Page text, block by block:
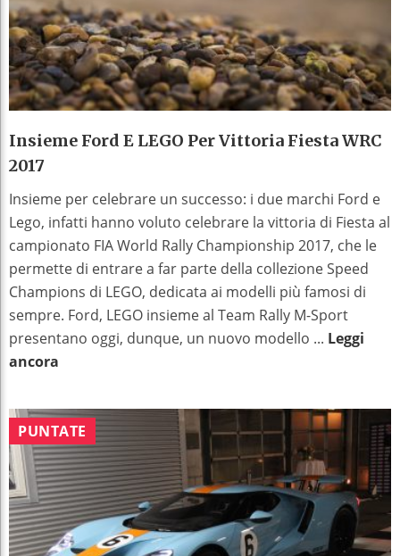
Insieme Ford E LEGO Per Vittoria Fiesta WRC
2017
Insieme per celebrare un successo: i due marchi Ford e
Lego, infatti hanno voluto celebrare la vittoria di Fiesta al
campionato FIA World Rally Championship 2017, che le
permette di entrare a far parte della collezione Speed
Champions di LEGO, dedicata ai modelli più famosi di
sempre. Ford, LEGO insieme al Team Rally M-Sport
presentano oggi, dunque, un nuovo modello ... Leggi
ancora
PUNTATE